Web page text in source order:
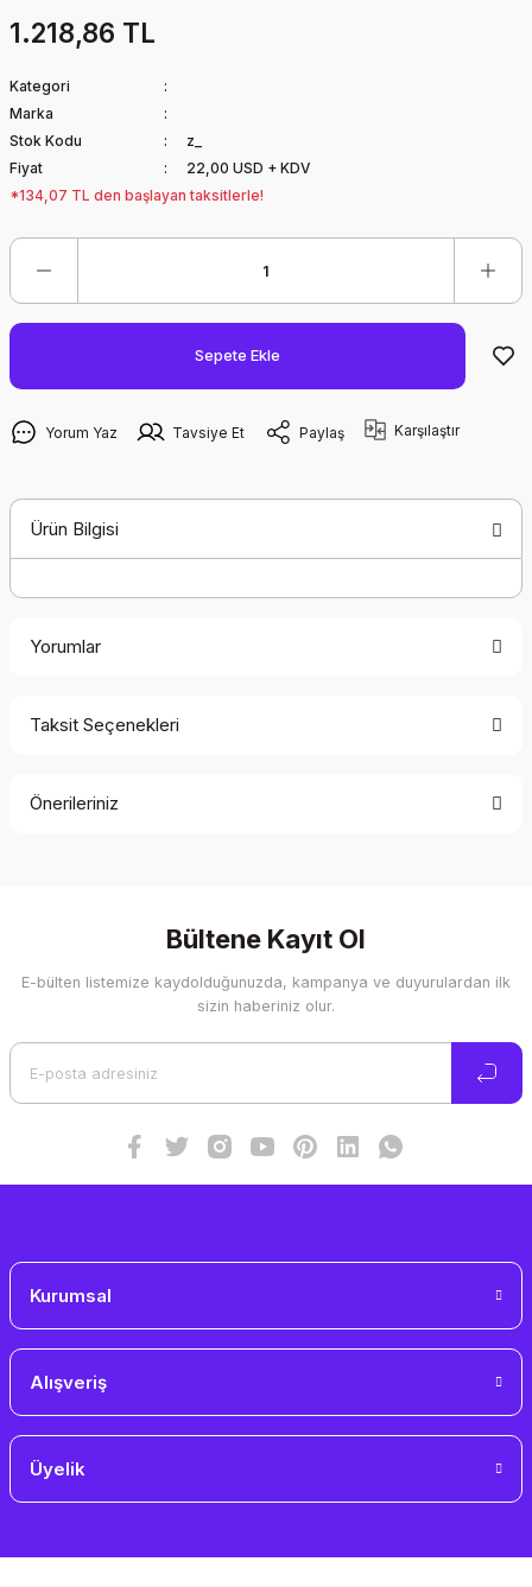
1.218,86 TL
Kategori
Marka
Stok Kodu
z_
Fiyat
22,00 USD + KDV
*134,07 TL den başlayan taksitlerle!
Sepete Ekle
Yorum Yaz Tavsiye Et Paylaş Karşılaştır
Ürün Bilgisi
Yorumlar
Taksit Seçenekleri
Önerileriniz
Görüş ve önerileriniz için teşekkür ederiz.
Ürün resmi kalitesiz, bozuk veya görüntülenemiyor.
Bültene Kayıt Ol
E-bülten listemize kaydolduğunuzda, kampanya ve duyurulardan ilk
sizin haberiniz olur.
Kurumsal
Alışveriş
Üyelik